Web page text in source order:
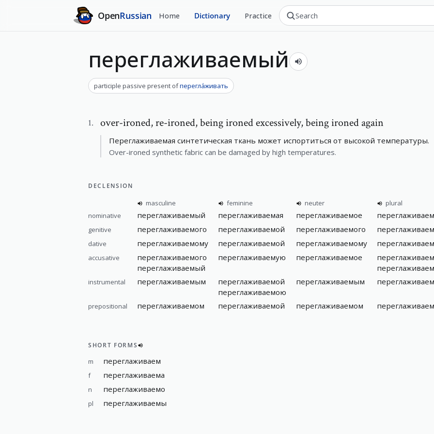
OpenRussian Home Dictionary Practice
переглаживаемый
participle passive present ofперегла́живать
1. over-ironed,re-ironed, being ironed excessively, being ironed again
Переглаживаемая синтетическая ткань может испортиться от высокой температуры.
Over-ironed synthetic fabric can be damaged by high temperatures.
DECLENSION
masculine feminine neuter
plural
nominative
переглаживаемый переглаживаемая переглаживаемое
genitive переглаживаемого переглаживаемой переглаживаемого
dative переглаживаемому переглаживаемой переглаживаемому
accusative
переглаживаемого
переглаживаемый
переглаживаемую переглаживаемое
instrumental переглаживаемым
переглаживаемой
переглаживаемою
переглаживаемым
prepositional переглаживаемом переглаживаемой переглаживаемом
SHORT FORMS
m переглаживаем
f переглаживаема
n переглаживаемо
pl переглаживаемы